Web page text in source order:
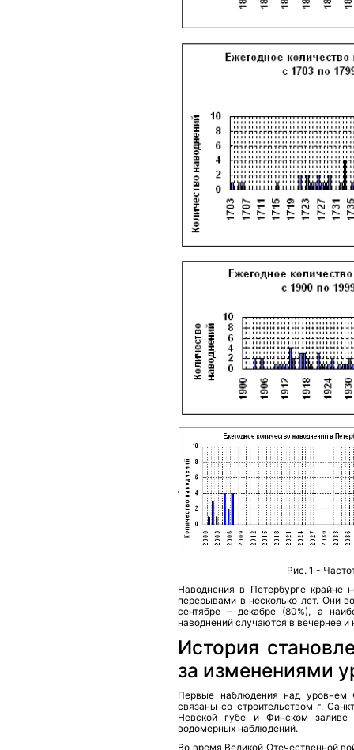
Рис. 1 -
Наводнения в Петербурге крайне
перерывами в несколько лет. Они
сентябре – декабре (80%), а
наводнений случаются в вечернее и
История
за изменениями
Первые наблюдения над уровнем
связаны со строительством г.
Невской губе и Финском
водомерных наблюдений.
Во время Великой Отечественной